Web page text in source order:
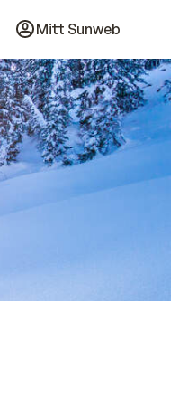
Mitt Sunweb